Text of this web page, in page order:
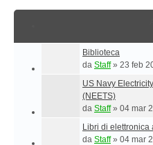
Biblioteca
da Staff» 23 feb
US Navy
(NEETS)
da Staff» 04 mar
Libri di elettronica
da Staff» 04 mar